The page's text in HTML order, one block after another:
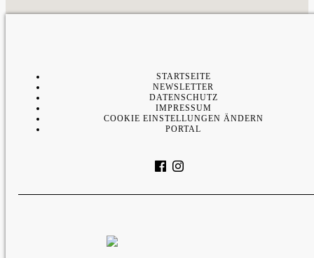
STARTSEITE
NEWSLETTER
DATENSCHUTZ
IMPRESSUM
COOKIE EINSTELLUNGEN ÄNDERN
PORTAL